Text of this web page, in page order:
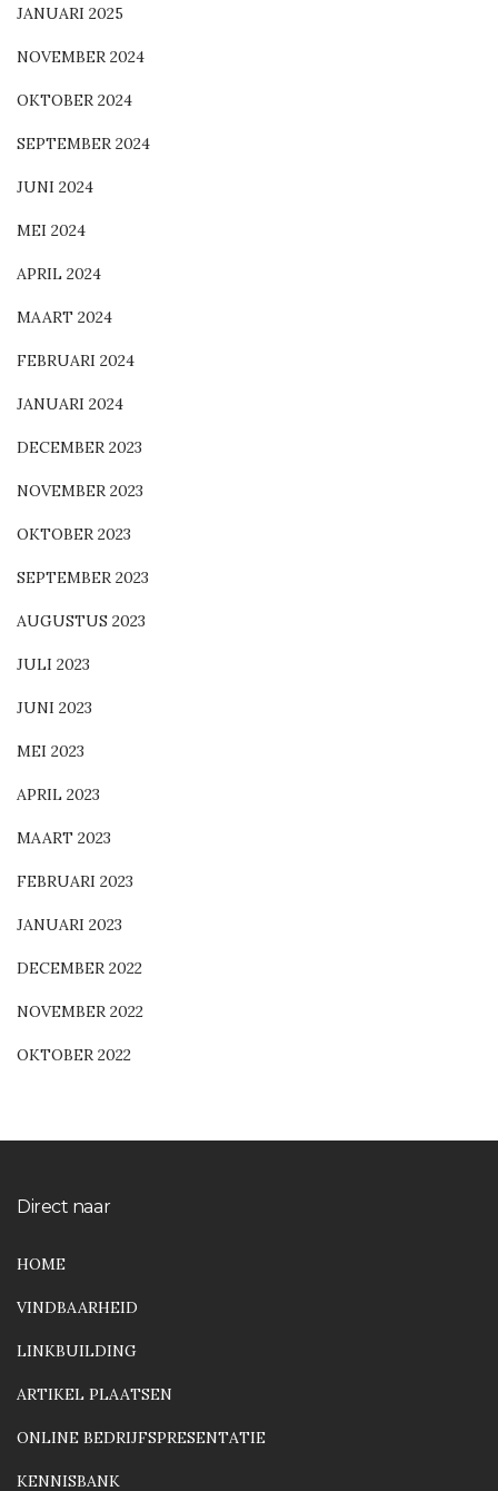
JANUARI 2025
NOVEMBER 2024
OKTOBER 2024
SEPTEMBER 2024
JUNI 2024
MEI 2024
APRIL 2024
MAART 2024
FEBRUARI 2024
JANUARI 2024
DECEMBER 2023
NOVEMBER 2023
OKTOBER 2023
SEPTEMBER 2023
AUGUSTUS 2023
JULI 2023
JUNI 2023
MEI 2023
APRIL 2023
MAART 2023
FEBRUARI 2023
JANUARI 2023
DECEMBER 2022
NOVEMBER 2022
OKTOBER 2022
Direct naar
HOME
VINDBAARHEID
LINKBUILDING
ARTIKEL PLAATSEN
ONLINE BEDRIJFSPRESENTATIE
KENNISBANK